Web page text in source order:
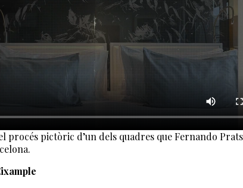
procés pictòric d’un dels quadres que Fernando